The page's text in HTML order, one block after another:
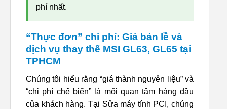
phí nhất.
“Thực đơn” chi phí: Giá bản lề và
dịch vụ thay thế MSI GL63, GL65 tại
TPHCM
Chúng tôi hiểu rằng “giá thành nguyên liệu” và
“chi phí chế biến” là mối quan tâm hàng đầu
của khách hàng. Tại Sửa máy tính PCI, chúng